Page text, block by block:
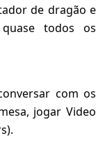
de dragão e
todos os
com os
jogar Video